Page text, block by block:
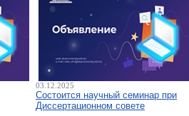
03.12.2025
Состоится научный семинар при
Диссертационном совете